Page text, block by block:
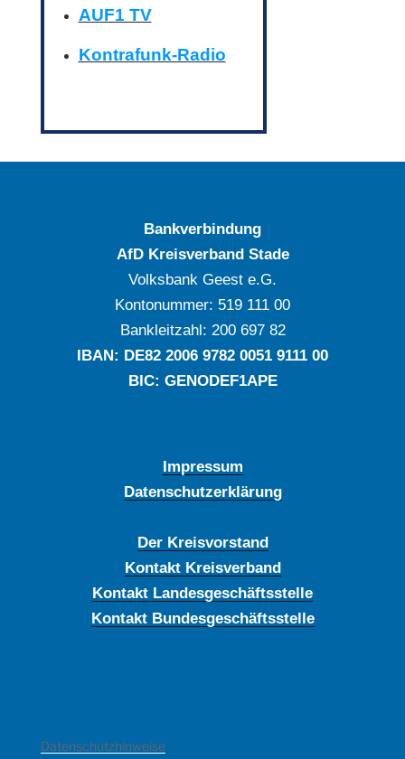
AUF1 TV
Kontrafunk-Radio
Bankverbindung
AfD Kreisverband Stade
Volksbank Geest e.G.
Kontonummer: ‍519 111 00
Bankleitzahl: ‍200 697 82
IBAN: DE‍82 ‍2006 ‍9782 ‍0051 ‍9111 ‍00
BIC: GENODEF1APE
Impressum
Datenschutzerklärung
Der Kreisvorstand
Kontakt Kreisverband
Kontakt Landesgeschäftsstelle
Kontakt Bundesgeschäftsstelle
Datenschutzhinweise